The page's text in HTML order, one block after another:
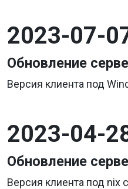
2023-07-
Обновление
Версия клиента под
2023-04-
Обновление
Версия клиента под nix